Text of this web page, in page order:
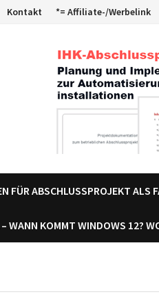
Kontakt *= Affiliate-/Werbelink
FÜR ABSCHLUSSPROJEKT ALS
WANN KOMMT WINDOWS 12?